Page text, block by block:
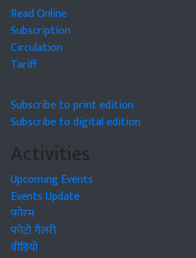
Read Online
Subscription
Circulation
Tariff
Subscribe to print edition
Subscribe to digital edition
Activities
Upcoming Events
Events Update
फोरम
फोटो गैलरी
वीडियो